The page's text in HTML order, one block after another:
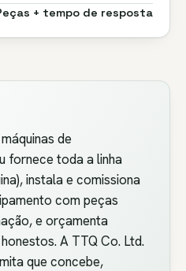
+ tempo de resposta
de
fornece toda a linha
instala e comissiona
com peças
e orçamenta
A TTQ Co. Ltd.
que concebe,